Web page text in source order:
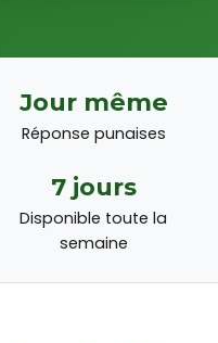
Jour même
Réponse punaises
7 jours
Disponible toute la
semaine